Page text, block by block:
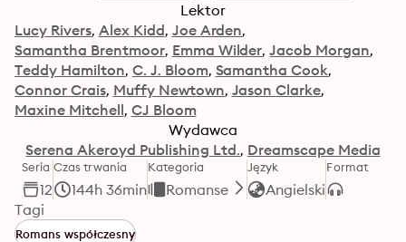
Lektor
Lucy Rivers Alex Kidd Joe Arden
Samantha Brentmoor Emma Wilder Jacob Morgan
Teddy Hamilton C. J. Bloom Samantha Cook
Connor Crais Muffy Newtown Jason Clarke
Maxine Mitchell CJ Bloom
Wydawca
Serena Akeroyd Publishing Ltd. Dreamscape Media
Seria
12
Czas trwania
144h 36min
Kategoria
Romanse
Język
Angielski
Format
Tagi
Romans współczesny